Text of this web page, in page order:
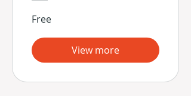
Free
View more